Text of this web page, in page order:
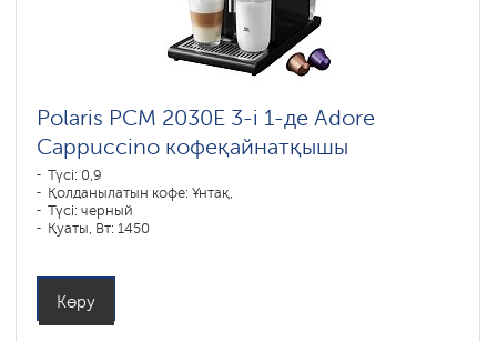
Polaris PCM 2030E 3-і 1-де Adore
Cappuccino кофеқайнатқышы
Түсі: 0,9
Қолданылатын кофе: Ұнтақ,
Түсі: черный
Қуаты, Вт: 1450
Көру